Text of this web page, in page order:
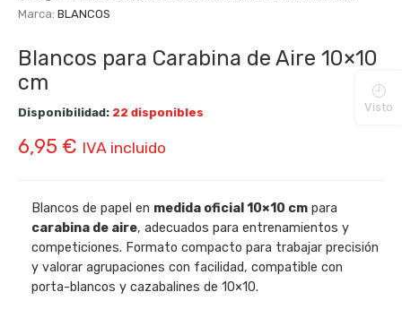
Marca: BLANCOS
Blancos para Carabina de Aire 10×10
cm
Disponibilidad: 22 disponibles
6,95 € IVA incluido
Blancos de papel en medida oficial 10×10 cm para
carabina de aire, adecuados para entrenamientos y
competiciones. Formato compacto para trabajar precisión
y valorar agrupaciones con facilidad, compatible con
porta-blancos y cazabalines de 10×10.
Visto